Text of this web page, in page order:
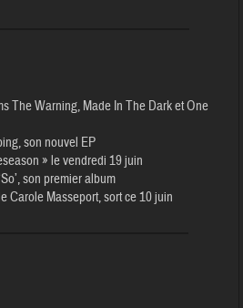
The Warning, Made In The Dark et One
son nouvel EP
» le vendredi 19 juin
son premier album
Carole Masseport, sort ce 10 juin